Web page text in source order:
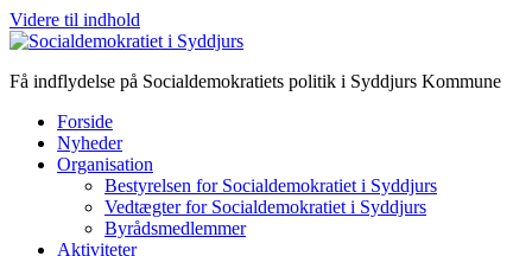
Videre til indhold
Få indflydelse på Socialdemokratiets politik i Syddjurs Kommune
Forside
Nyheder
Organisation
Bestyrelsen for Socialdemokratiet i Syddjurs
Vedtægter for Socialdemokratiet i Syddjurs
Byrådsmedlemmer
Aktiviteter